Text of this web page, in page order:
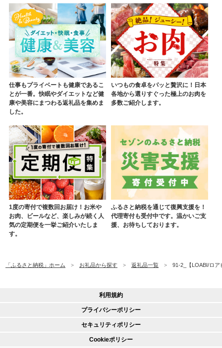
仕事もプライベートも健康であるこ
とが一番。快眠やダイエットなど健
康や美容にまつわる返礼品を集めま
した。
いつもの食卓をパッと贅沢に！日本
各地から選りすぐった極上のお肉を
多数ご紹介します。
1度の寄付で複数回お届け！お米や
お肉、ビールなど、楽しみが続く人
気の定期便を一挙ご紹介いたしま
す。
ふるさと納税を通じて復興支援を！
代理寄付も受付中です。温かいご支
援、お待ちしております。
「ふるさと納税」ホーム お礼品から探す 返礼品一覧 91-2_【LOABI/ロア
利用規約
プライバシーポリシー
セキュリティポリシー
Cookieポリシー